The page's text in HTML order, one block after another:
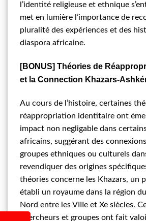
l’identité religieuse et ethnique
met en lumière l’importance de
pluralité des expériences et des
diaspora africaine.
[BONUS] Théories de
et la Connection Khazars-
Au cours de l’histoire, certaines
réappropriation identitaire ont
impact non negligable dans
africains, suggérant des
groupes ethniques ou culturels
revendiquer des origines
théories concerne les Khazars, un
établi un royaume dans la région
Nord entre les VIIIe et Xe siècles.
chercheurs et groupes ont fait